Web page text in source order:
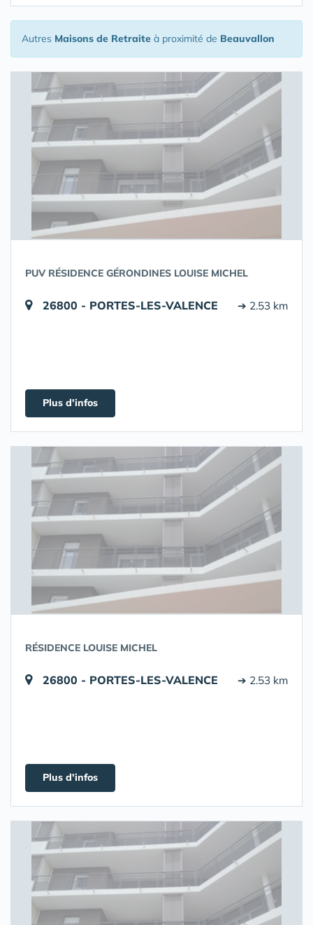
Autres Maisons de Retraite à proximité de Beauvallon
PUV RÉSIDENCE GÉRONDINES LOUISE MICHEL
26800 - PORTES-LES-VALENCE ➔ 2.53 km
Plus d'infos
RÉSIDENCE LOUISE MICHEL
26800 - PORTES-LES-VALENCE ➔ 2.53 km
Plus d'infos